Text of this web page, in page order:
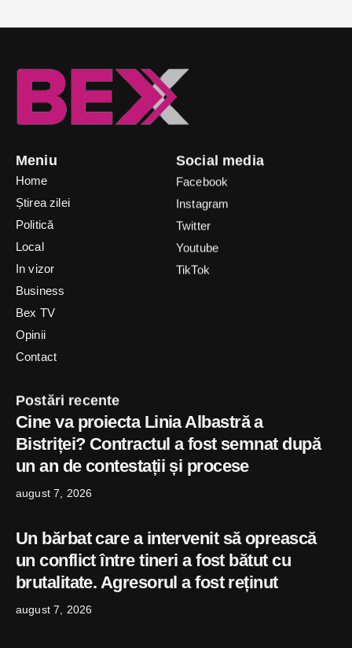
Meniu
Home
Știrea zilei
Politică
Local
In vizor
Business
Bex TV
Opinii
Contact
Social media
Facebook
Instagram
Twitter
Youtube
TikTok
Postări recente
Cine va proiecta Linia Albastră a
Bistriței? Contractul a fost semnat după
un an de contestații și procese
august 7, 2026
Un bărbat care a intervenit să oprească
un conflict între tineri a fost bătut cu
brutalitate. Agresorul a fost reținut
august 7, 2026